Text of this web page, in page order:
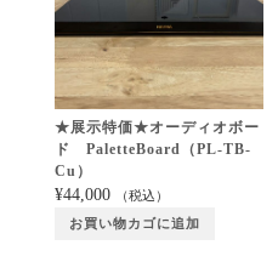
★展示特価★オーディオボー
ド PaletteBoard（PL-TB-
Cu）
¥44,000 （税込）
お買い物カゴに追加